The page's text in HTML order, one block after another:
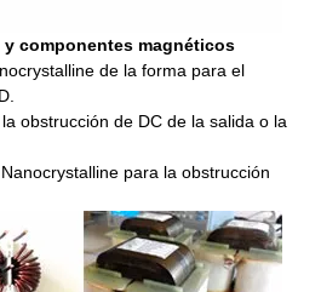
y componentes magnéticos
de la forma para el
obstrucción de DC de la salida o la
para la obstrucción